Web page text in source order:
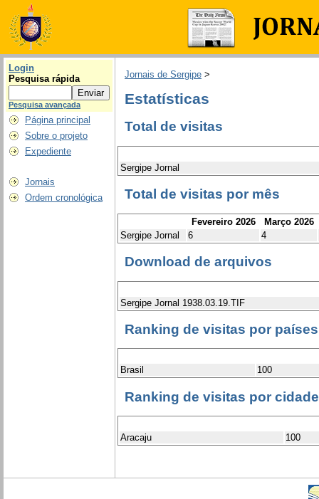
Login
Pesquisa rápida
Pesquisa avançada
Página principal
Sobre o projeto
Expediente
Jornais
Ordem cronológica
Jornais de Sergipe >
Estatísticas
Total de visitas
Sergipe Jornal
Total de visitas por mês
Fevereiro 2026
Março 2026
Sergipe Jornal
6 4
Download de arquivos
Sergipe Jornal 1938.03.19.TIF
Ranking de visitas por países
Brasil 100
Ranking de visitas por
Aracaju 100